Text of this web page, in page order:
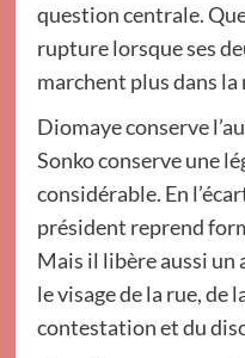
question centrale.
rupture lorsque ses
marchent plus dans
Diomaye conserve
Sonko conserve une
considérable. En
président reprend
Mais il libère aussi un
le visage de la rue, de
contestation et du